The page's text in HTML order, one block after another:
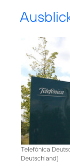
Telefónica
Deutschland)